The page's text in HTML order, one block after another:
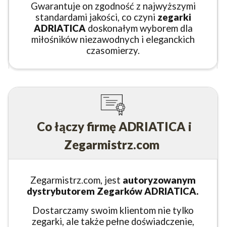
Gwarantuje on zgodność z najwyższymi
standardami jakości, co czyni zegarki
ADRIATICA doskonałym wyborem dla
miłośników niezawodnych i eleganckich
czasomierzy.
Co łączy firmę ADRIATICA i
Zegarmistrz.com
Zegarmistrz.com, jest autoryzowanym
dystrybutorem Zegarków ADRIATICA.
Dostarczamy swoim klientom nie tylko
zegarki, ale także pełne doświadczenie,